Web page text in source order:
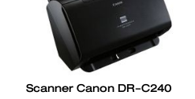
Scanner Canon DR-C240